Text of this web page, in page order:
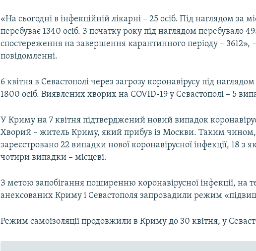
«На сьогодні в інфекційній лікарні – 25 осіб. Під наглядом за
перебуває 1340 осіб. З початку року під наглядом перебувало
спостереження на завершення карантинного періоду – 3612»,
повідомленні.
6 квітня в Севастополі через загрозу коронавірусу під
1800 осіб. Виявлених хворих на COVID-19 у Севастополі – 5
У Криму на 7 квітня підтверджений новий випадок
Хворий – житель Криму, який прибув із Москви. Таким
зареєстровано 22 випадки нової коронавірусної інфекції, 18 з
чотири випадки – місцеві.
З метою запобігання поширенню коронавірусної інфекції, на
анексованих Криму і Севастополя запровадили режим
Режим самоізоляції продовжили в Криму до 30 квітня, у